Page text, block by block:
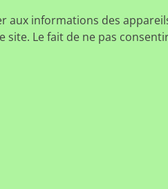
informations des
Le fait de ne pas